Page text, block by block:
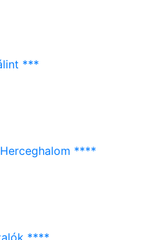
***
****